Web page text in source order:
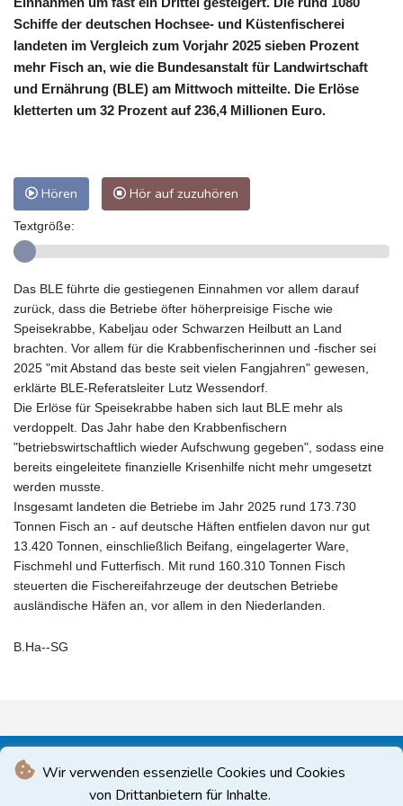
Wir verwenden essenzielle Cookies und Cookies
von Drittanbietern für Inhalte.
Schiffe der deutschen Hochsee- und Küstenfischerei
landeten im Vergleich zum Vorjahr 2025 sieben Prozent
mehr Fisch an, wie die Bundesanstalt für Landwirtschaft
und Ernährung (BLE) am Mittwoch mitteilte. Die Erlöse
kletterten um 32 Prozent auf 236,4 Millionen Euro.
Hören Hör auf zuzuhören
Textgröße:
Das BLE führte die gestiegenen Einnahmen vor allem darauf
zurück, dass die Betriebe öfter höherpreisige Fische wie
Speisekrabbe, Kabeljau oder Schwarzen Heilbutt an Land
brachten. Vor allem für die Krabbenfischerinnen und -fischer sei
2025 "mit Abstand das beste seit vielen Fangjahren" gewesen,
erklärte BLE-Referatsleiter Lutz Wessendorf.
Die Erlöse für Speisekrabbe haben sich laut BLE mehr als
verdoppelt. Das Jahr habe den Krabbenfischern
"betriebswirtschaftlich wieder Aufschwung gegeben", sodass eine
bereits eingeleitete finanzielle Krisenhilfe nicht mehr umgesetzt
werden musste.
Insgesamt landeten die Betriebe im Jahr 2025 rund 173.730
Tonnen Fisch an - auf deutsche Häften entfielen davon nur gut
13.420 Tonnen, einschließlich Beifang, eingelagerter Ware,
Fischmehl und Futterfisch. Mit rund 160.310 Tonnen Fisch
steuerten die Fischereifahrzeuge der deutschen Betriebe
ausländische Häfen an, vor allem in den Niederlanden.
B.Ha--SG